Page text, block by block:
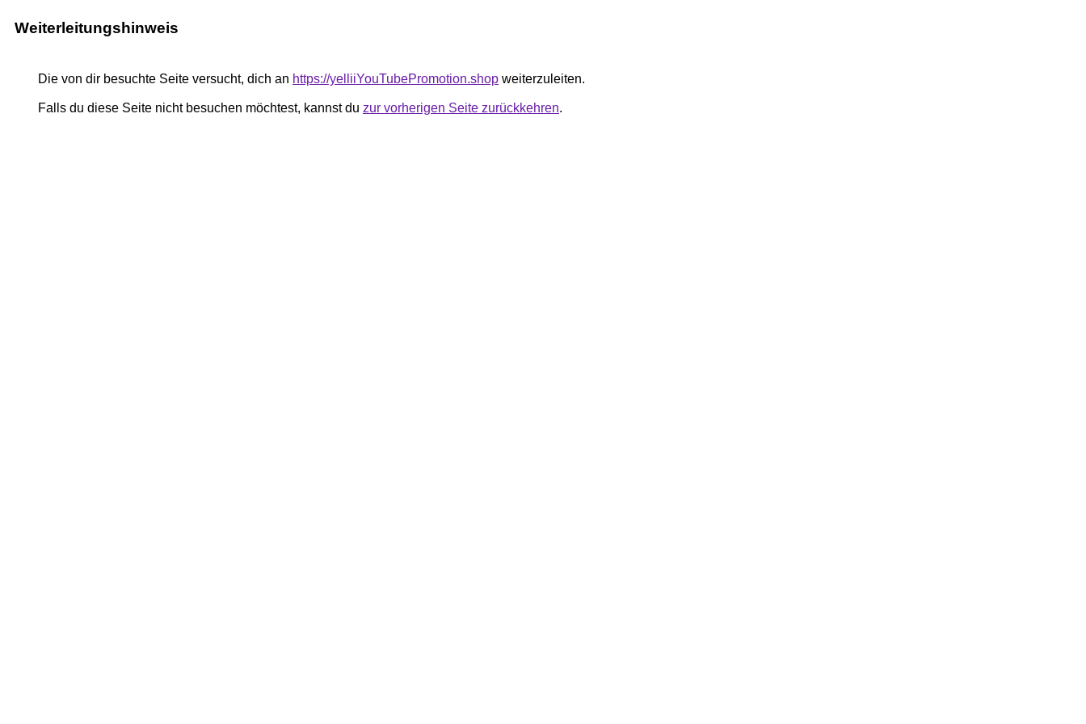
Weiterleitungshinweis
Die von dir besuchte Seite versucht, dich an https://yelliiYouTubePromotion.shop weiterzuleiten.
Falls du diese Seite nicht besuchen möchtest, kannst du zur vorherigen Seite zurückkehren.